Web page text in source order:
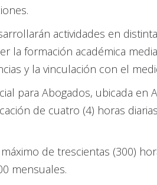
actividades en
la formación académica
y la vinculación con el
para Abogados, ubicada en
de cuatro (4) horas
de trescientas (300)
mensuales.